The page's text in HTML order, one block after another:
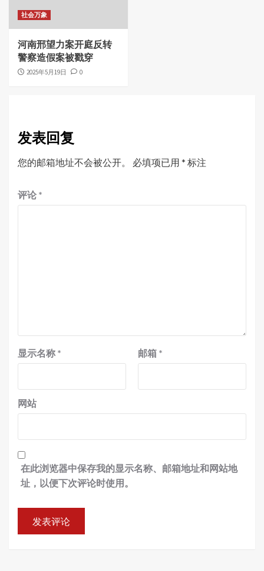
社会万象
河南邢望力案开庭反转
警察造假案被戳穿
2025年5月19日 0
发表回复
您的邮箱地址不会被公开。 必填项已用 * 标注
评论 *
显示名称 * 邮箱 *
网站
在此浏览器中保存我的显示名称、邮箱地址和网站地
址，以便下次评论时使用。